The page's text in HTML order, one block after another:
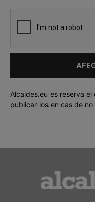
Alcaldes.eu es reserva
publicar-los en cas de